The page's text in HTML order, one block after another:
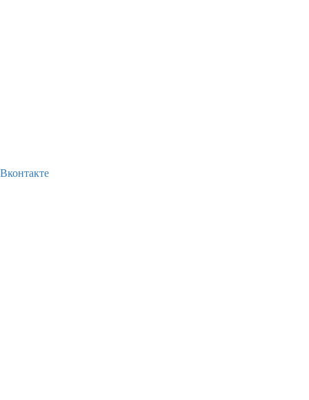
Вконтакте